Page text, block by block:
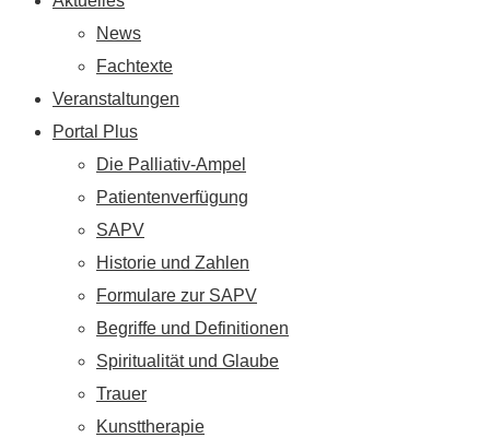
News
Fachtexte
Veranstaltungen
Portal Plus
Die Palliativ-Ampel
Patientenverfügung
SAPV
Historie und Zahlen
Formulare zur SAPV
Begriffe und Definitionen
Spiritualität und Glaube
Trauer
Kunsttherapie